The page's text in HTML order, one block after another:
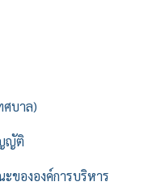
บาล)
ญัติ
ขององค์การบริหาร